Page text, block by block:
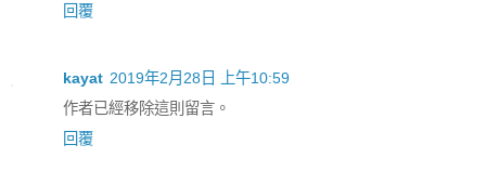
回覆
kayat 2019年2月28日 上午10:59
作者已經移除這則留言。
回覆